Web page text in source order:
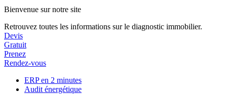
Bienvenue sur notre site
Retrouvez toutes les informations sur le diagnostic immobilier.
Devis
Gratuit
Prenez
Rendez-vous
ERP en 2 minutes
Audit énergétique